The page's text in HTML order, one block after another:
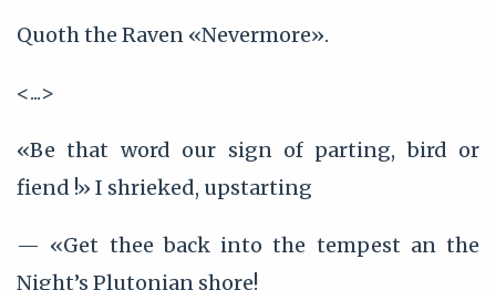
Quoth the Raven «Nevermore».
<...>
«Be that word our sign of parting, bird or
fiend !» I shrieked, upstarting
— «Get thee back into the tempest an the
Night’s Plutonian shore!